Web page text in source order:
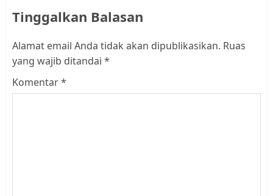
Tinggalkan Balasan
Alamat email Anda tidak akan dipublikasikan. Ruas
yang wajib ditandai *
Komentar*